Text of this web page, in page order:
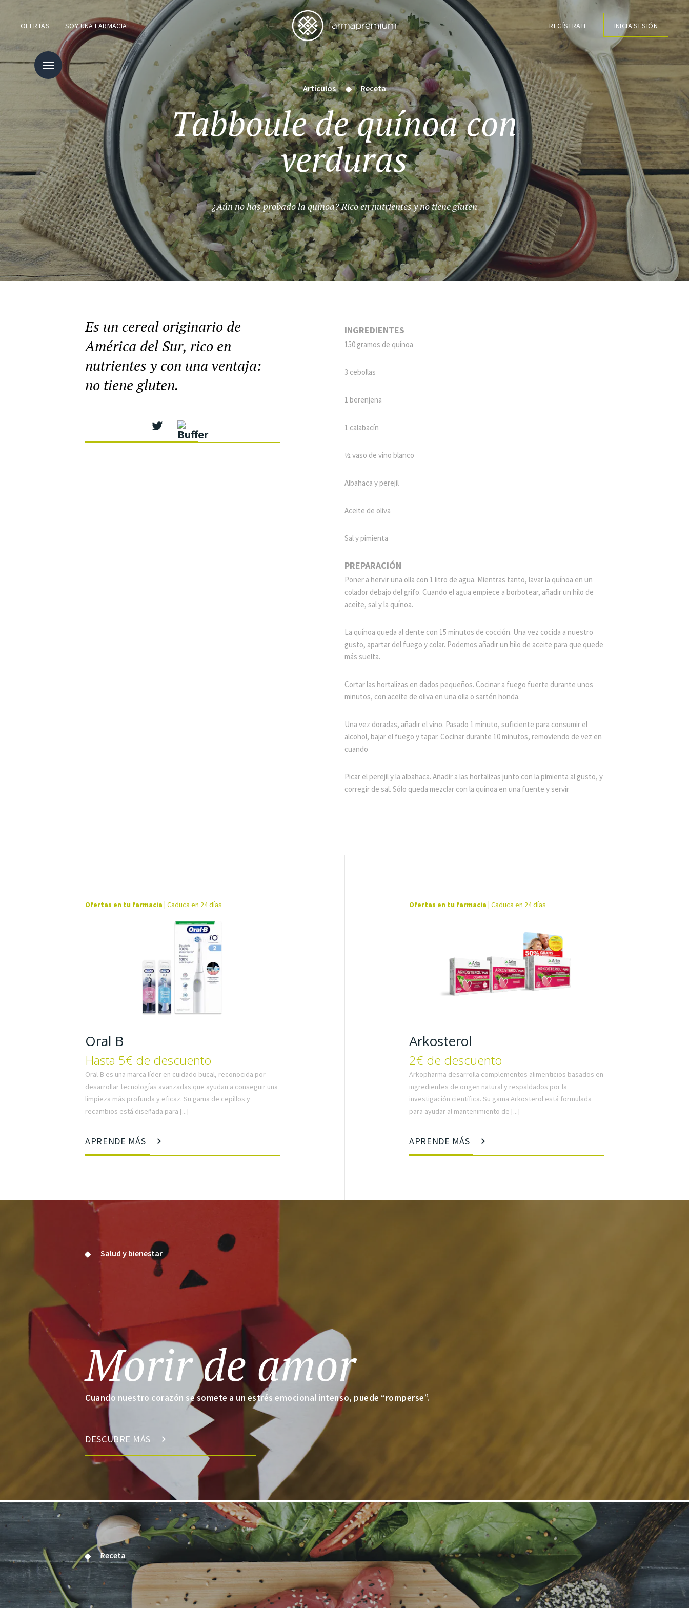
OFERTAS SOY UNA FARMACIA REGÍSTRATE INICIA SESIÓN
Artículos Receta
Tabboule de quínoa con
verduras
¿Aún no has probado la quínoa? Rico en nutrientes y no tiene gluten
Es un cereal originario de
América del Sur, rico en
nutrientes y con una ventaja:
no tiene gluten.
INGREDIENTES
150 gramos de quínoa
3 cebollas
1 berenjena
1 calabacín
½ vaso de vino blanco
Albahaca y perejil
Aceite de oliva
Sal y pimienta
PREPARACIÓN
Poner a hervir una olla con 1 litro de agua. Mientras tanto, lavar la quínoa en un
colador debajo del grifo. Cuando el agua empiece a borbotear, añadir un hilo de
aceite, sal y la quínoa.
La quínoa queda al dente con 15 minutos de cocción. Una vez cocida a nuestro
gusto, apartar del fuego y colar. Podemos añadir un hilo de aceite para que quede
más suelta.
Cortar las hortalizas en dados pequeños. Cocinar a fuego fuerte durante unos
minutos, con aceite de oliva en una olla o sartén honda.
Una vez doradas, añadir el vino. Pasado 1 minuto, suficiente para consumir el
alcohol, bajar el fuego y tapar. Cocinar durante 10 minutos, removiendo de vez en
cuando
Picar el perejil y la albahaca. Añadir a las hortalizas junto con la pimienta al gusto, y
corregir de sal. Sólo queda mezclar con la quínoa en una fuente y servir
Ofertas en tu farmacia |Caduca en 24 días
Oral B
Hasta 5€ de descuento
Oral-B es una marca líder en cuidado bucal, reconocida por
desarrollar tecnologías avanzadas que ayudan a conseguir una
limpieza más profunda y eficaz. Su gama de cepillos y
recambios está diseñada para [...]
APRENDE MÁS
Ofertas en tu farmacia |Caduca en 24 días
Arkosterol
2€ de descuento
Arkopharma desarrolla complementos alimenticios basados en
ingredientes de origen natural y respaldados por la
investigación científica. Su gama Arkosterol está formulada
para ayudar al mantenimiento de [...]
APRENDE MÁS
Salud y bienestar
Morir de amor
Cuando nuestro corazón se somete a un estrés emocional intenso, puede “romperse”.
DESCUBRE MÁS
Receta